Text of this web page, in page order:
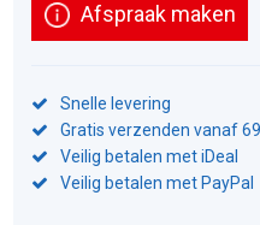
Afspraak maken
Snelle levering
Gratis verzenden vanaf
Veilig betalen met iDeal
Veilig betalen met PayPal